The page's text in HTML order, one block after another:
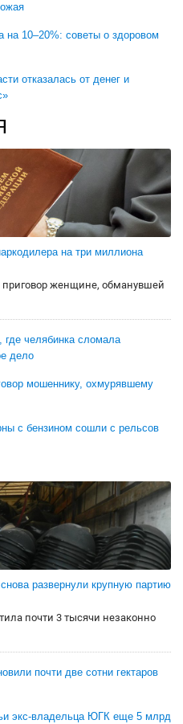
на 10–20%: советы о здоровом
отказалась от денег и
на три миллиона
женщине, обманувшей
где челябинка сломала
дело
мошеннику, охмурявшему
с бензином сошли с рельсов
развернули крупную партию
почти 3 тысячи незаконно
почти две сотни гектаров
экс-владельца ЮГК еще 5 млрд